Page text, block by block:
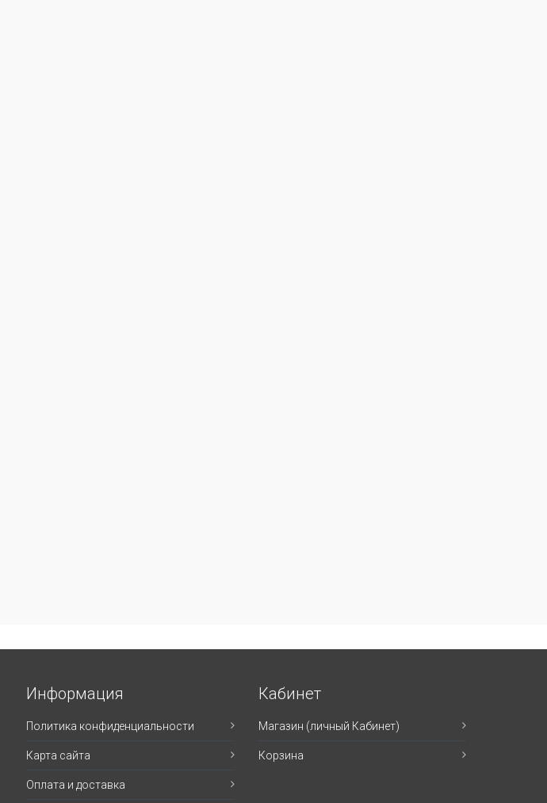
Информация
Политика конфиденциальности
Карта сайта
Оплата и доставка
Кабинет
Магазин (личный Кабинет)
Корзина